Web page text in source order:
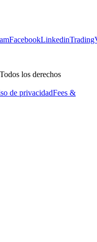
FacebookLinkedin
los derechos
de privacidadFees &